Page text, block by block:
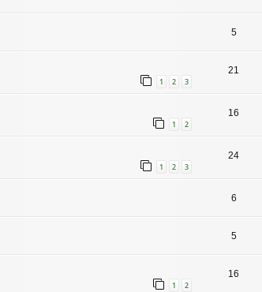
5
1 2 3
21
1 2
16
1 2 3
24
6
5
1 2
16